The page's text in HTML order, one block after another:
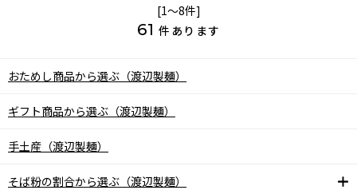
[1～8件]
61 件あります
おためし商品から選ぶ（渡辺製麺）
ギフト商品から選ぶ（渡辺製麺）
手土産（渡辺製麺）
そば粉の割合から選ぶ（渡辺製麺）